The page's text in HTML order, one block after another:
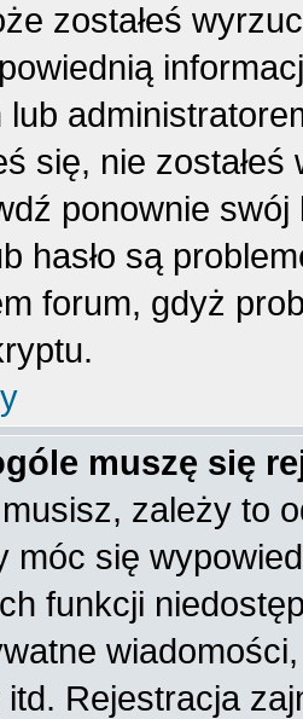
zostałeś
się, nie
ponownie swój
hasło są
forum, gdyż
muszę się
zależy to
móc się
funkcji
Rejestracja